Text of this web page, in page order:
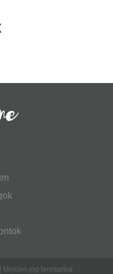
Minden jog fenntartva